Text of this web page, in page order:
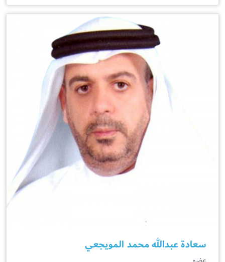
سعادة عبدالله محمد المويجعي